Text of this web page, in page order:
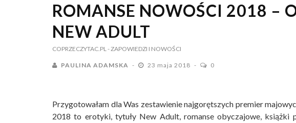
ROMANSE NOWOŚCI 2018 –
NEW ADULT
COPRZECZYTAC.PL- ZAPOWIEDZI I NOWOŚCI
PAULINA ADAMSKA 23 maja 2018 0
Przygotowałam dla Was zestawienie najgorętszych premier
2018 to erotyki, tytuły New Adult, romanse obyczajowe, książki